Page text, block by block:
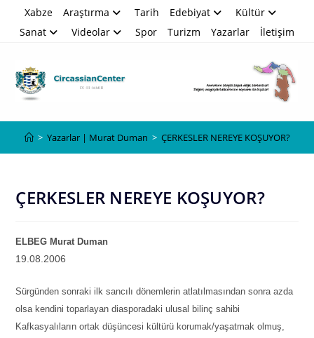
Xabze Araştırma Tarih Edebiyat
Kültür
Sanat
Videolar Spor Turizm Yazarlar İletişim
> Yazarlar | Murat Duman > ÇERKESLER NEREYE KOŞUYOR?
ÇERKESLER NEREYE KOŞUYOR?
ELBEG Murat Duman
19.08.2006
Sürgünden sonraki ilk sancılı dönemlerin atlatılmasından sonra azda
olsa kendini toparlayan diasporadaki ulusal bilinç sahibi
Kafkasyalıların ortak düşüncesi kültürü korumak/yaşatmak olmuş,